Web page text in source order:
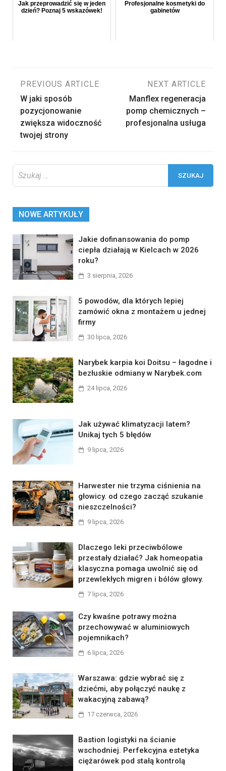
Jak przeprowadzić się w jeden
dzień? Poznaj 5 wskazówek!
Profesjonalne kosmetyki do
gabinetów
Nawigacja
wpisu
PREVIOUS ARTICLE
W jaki sposób
pozycjonowanie
zwiększa widoczność
twojej strony
NEXT ARTICLE
Manflex regeneracja
pomp chemicznych –
profesjonalna usługa
NOWE ARTYKUŁY
Jakie dofinansowania do pomp
ciepła działają w Kielcach w 2026
roku?
3 sierpnia, 2026
5 powodów, dla których lepiej
zamówić okna z montażem u jednej
firmy
30 lipca, 2026
Narybek karpia koi Doitsu – łagodne i
bezłuskie odmiany w Narybek.com
24 lipca, 2026
Jak używać klimatyzacji latem?
Unikaj tych 5 błędów
9 lipca, 2026
Harwester nie trzyma ciśnienia na
głowicy. od czego zacząć szukanie
nieszczelności?
9 lipca, 2026
Dlaczego leki przeciwbólowe
przestały działać? Jak homeopatia
klasyczna pomaga uwolnić się od
przewlekłych migren i bólów głowy.
7 lipca, 2026
Czy kwaśne potrawy można
przechowywać w aluminiowych
pojemnikach?
6 lipca, 2026
Warszawa: gdzie wybrać się z
dziećmi, aby połączyć naukę z
wakacyjną zabawą?
17 czerwca, 2026
Bastion logistyki na ścianie
wschodniej. Perfekcyjna estetyka
ciężarówek pod stałą kontrolą